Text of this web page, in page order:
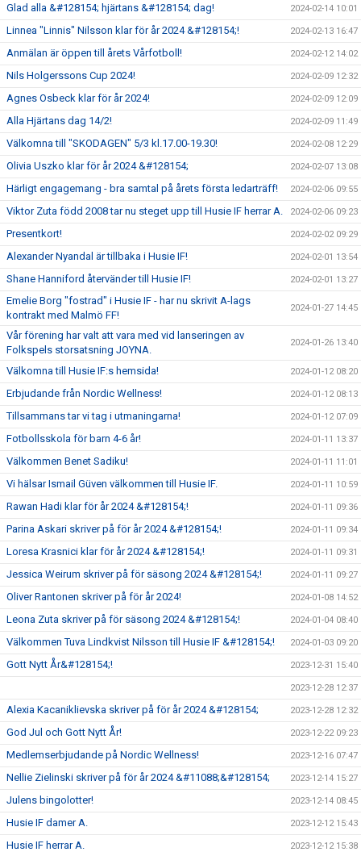
Glad alla &#128154; hjärtans &#128154; dag! 2024-02-14 10:01
Linnea "Linnis" Nilsson klar för år 2024 &#128154;! 2024-02-13 16:47
Anmälan är öppen till årets Vårfotboll! 2024-02-12 14:02
Nils Holgerssons Cup 2024! 2024-02-09 12:32
Agnes Osbeck klar för år 2024! 2024-02-09 12:09
Alla Hjärtans dag 14/2! 2024-02-09 11:49
Välkomna till "SKODAGEN" 5/3 kl.17.00-19.30! 2024-02-08 12:29
Olivia Uszko klar för år 2024 &#128154; 2024-02-07 13:08
Härligt engagemang - bra samtal på årets första ledarträff! 2024-02-06 09:55
Viktor Zuta född 2008 tar nu steget upp till Husie IF herrar A. 2024-02-06 09:23
Presentkort! 2024-02-02 09:29
Alexander Nyandal är tillbaka i Husie IF! 2024-02-01 13:54
Shane Hanniford återvänder till Husie IF! 2024-02-01 13:27
Emelie Borg "fostrad" i Husie IF - har nu skrivit A-lags
kontrakt med Malmö FF!
2024-01-27 14:45
Vår förening har valt att vara med vid lanseringen av
Folkspels storsatsning JOYNA.
2024-01-26 13:40
Välkomna till Husie IF:s hemsida! 2024-01-12 08:20
Erbjudande från Nordic Wellness! 2024-01-12 08:13
Tillsammans tar vi tag i utmaningarna! 2024-01-12 07:09
Fotbollsskola för barn 4-6 år! 2024-01-11 13:37
Välkommen Benet Sadiku! 2024-01-11 11:01
Vi hälsar Ismail Güven välkommen till Husie IF. 2024-01-11 10:59
Rawan Hadi klar för år 2024 &#128154;! 2024-01-11 09:36
Parina Askari skriver på för år 2024 &#128154;! 2024-01-11 09:34
Loresa Krasnici klar för år 2024 &#128154;! 2024-01-11 09:31
Jessica Weirum skriver på för säsong 2024 &#128154;! 2024-01-11 09:27
Oliver Rantonen skriver på för år 2024! 2024-01-08 14:52
Leona Zuta skriver på för säsong 2024 &#128154;! 2024-01-04 08:40
Välkommen Tuva Lindkvist Nilsson till Husie IF &#128154;! 2024-01-03 09:20
Gott Nytt År&#128154;! 2023-12-31 15:40
2023-12-28 12:37
Alexia Kacaniklievska skriver på för år 2024 &#128154; 2023-12-28 12:32
God Jul och Gott Nytt År! 2023-12-22 09:23
Medlemserbjudande på Nordic Wellness! 2023-12-16 07:47
Nellie Zielinski skriver på för år 2024 &#11088;&#128154; 2023-12-14 15:27
Julens bingolotter! 2023-12-14 08:45
Husie IF damer A. 2023-12-12 15:43
Husie IF herrar A. 2023-12-12 15:38